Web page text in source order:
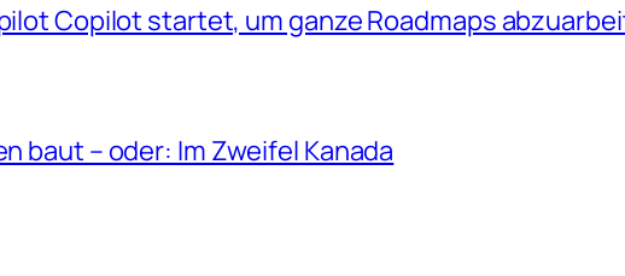
Copilot startet, um ganze Roadmaps
baut – oder: Im Zweifel Kanada